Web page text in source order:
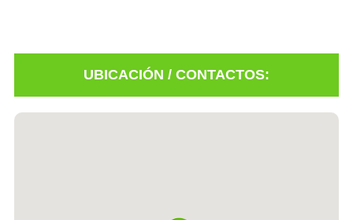
UBICACIÓN / CONTACTOS: